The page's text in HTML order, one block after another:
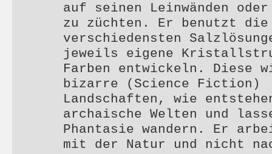
auf seinen Leinwänden
zu züchten. Er benutzt die
verschiedensten
jeweils eigene
Farben entwickeln. Diese
bizarre (Science Fiction)
Landschaften, wie
archaische Welten und
Phantasie wandern. Er
mit der Natur und nicht